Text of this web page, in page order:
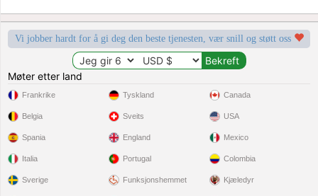
Vi jobber hardt for å gi deg den beste tjenesten, vær snill og støtt oss
Møter etter land
Frankrike
Belgia
Spania
Italia
Sverige
Tyskland
Sveits
England
Portugal
Funksjonshemmet
Canada
USA
Mexico
Colombia
Kjæledyr